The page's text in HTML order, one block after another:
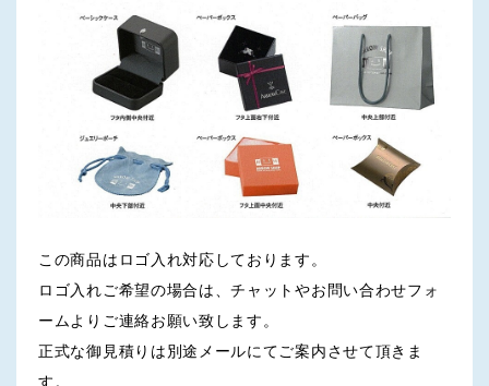
この商品はロゴ入れ対応しております。
ロゴ入れご希望の場合は、チャットやお問い合わせフォ
ームよりご連絡お願い致します。
正式な御見積りは別途メールにてご案内させて頂きま
す。